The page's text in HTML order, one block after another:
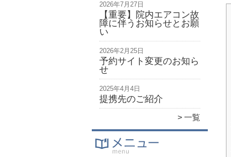
2026年7月27日
【重要】院内エアコン故
障に伴うお知らせとお願
い
2026年2月25日
予約サイト変更のお知ら
せ
2025年4月4日
提携先のご紹介
一覧